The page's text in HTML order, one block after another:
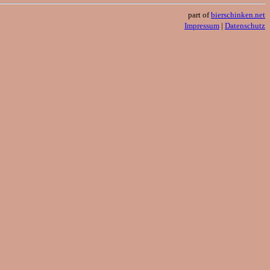
part ofbierschinken.net
Impressum | Datenschutz